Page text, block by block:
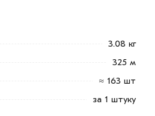
3.08 кг
325 м
≈ 163 шт
за 1 штуку